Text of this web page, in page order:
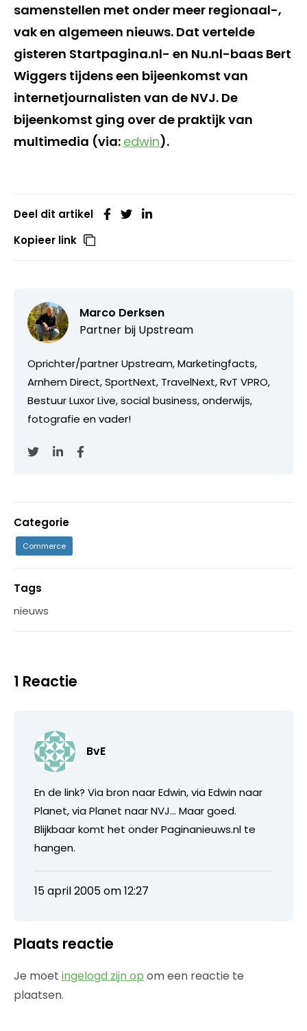
samenstellen met onder meer regionaal-,
vak en algemeen nieuws. Dat vertelde
gisteren Startpagina.nl- en Nu.nl-baas Bert
Wiggers tijdens een bijeenkomst van
internetjournalisten van de NVJ. De
bijeenkomst ging over de praktijk van
multimedia (via: edwin).
Deel dit artikel
Kopieer link
Marco Derksen
Partner bij Upstream
Oprichter/partner Upstream, Marketingfacts,
Arnhem Direct, SportNext, TravelNext, RvT VPRO,
Bestuur Luxor Live, social business, onderwijs,
fotografie en vader!
Categorie
Commerce
Tags
nieuws
1 Reactie
BvE
En de link? Via bron naar Edwin, via Edwin naar
Planet, via Planet naar NVJ… Maar goed.
Blijkbaar komt het onder Paginanieuws.nl te
hangen.
15 april 2005 om 12:27
Plaats reactie
Je moet ingelogd zijn op om een reactie te
plaatsen.